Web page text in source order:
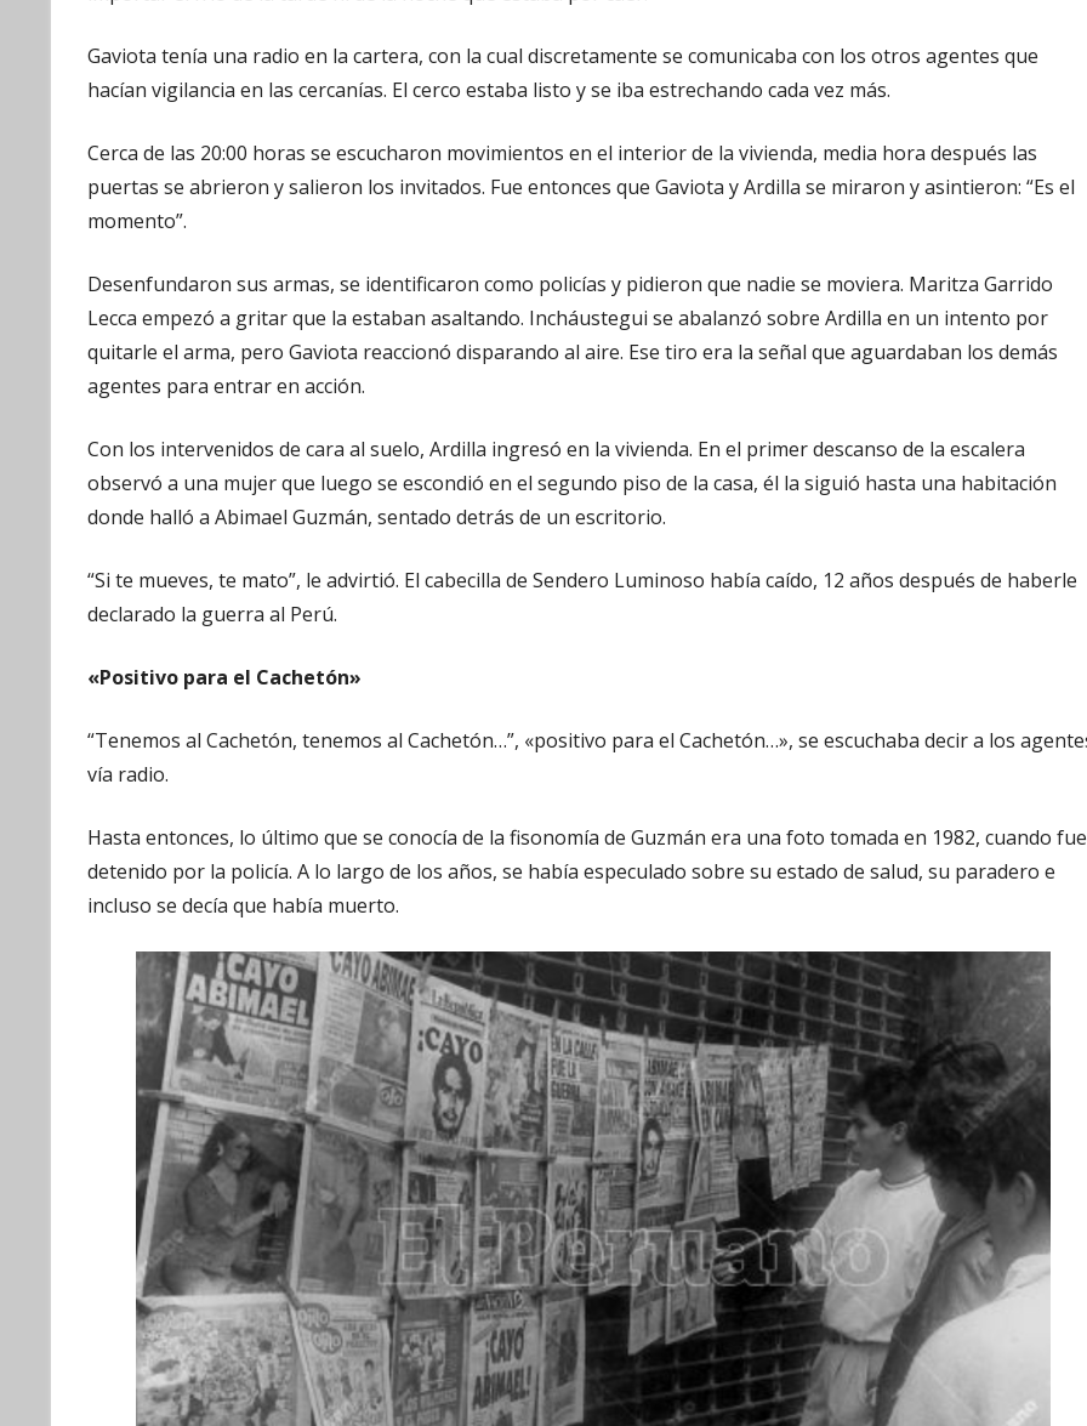
Gaviota tenía una radio en la cartera, con la cual discretamente se comunicaba con los otros agentes que
hacían vigilancia en las cercanías. El cerco estaba listo y se iba estrechando cada vez más.
Cerca de las 20:00 horas se escucharon movimientos en el interior de la vivienda, media hora después las
puertas se abrieron y salieron los invitados. Fue entonces que Gaviota y Ardilla se miraron y asintieron: “Es el
momento”.
Desenfundaron sus armas, se identificaron como policías y pidieron que nadie se moviera. Maritza Garrido
Lecca empezó a gritar que la estaban asaltando. Incháustegui se abalanzó sobre Ardilla en un intento por
quitarle el arma, pero Gaviota reaccionó disparando al aire. Ese tiro era la señal que aguardaban los demás
agentes para entrar en acción.
Con los intervenidos de cara al suelo, Ardilla ingresó en la vivienda. En el primer descanso de la escalera
observó a una mujer que luego se escondió en el segundo piso de la casa, él la siguió hasta una habitación
donde halló a Abimael Guzmán, sentado detrás de un escritorio.
“Si te mueves, te mato”, le advirtió. El cabecilla de Sendero Luminoso había caído, 12 años después de haberle
declarado la guerra al Perú.
«Positivo para el Cachetón»
“Tenemos al Cachetón, tenemos al Cachetón…”, «positivo para el Cachetón…», se escuchaba decir a los
vía radio.
Hasta entonces, lo último que se conocía de la fisonomía de Guzmán era una foto tomada en 1982, cuando fue
detenido por la policía. A lo largo de los años, se había especulado sobre su estado de salud, su paradero e
incluso se decía que había muerto.